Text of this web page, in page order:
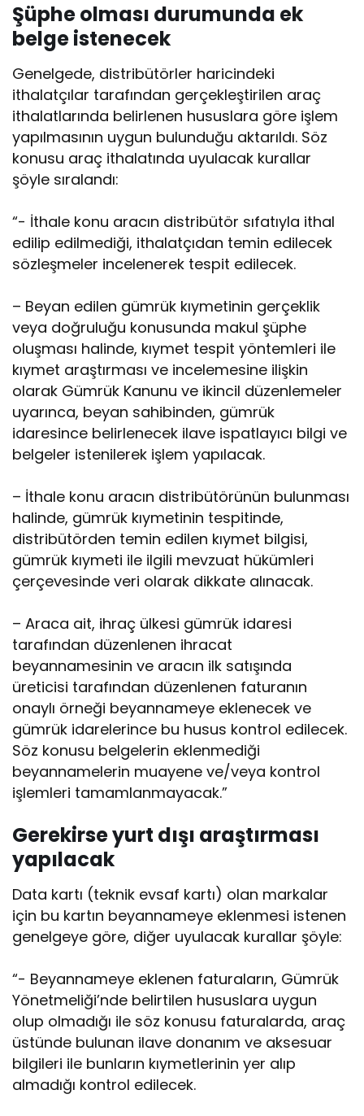
Şüphe olması durumunda ek
belge istenecek
Genelgede, distribütörler haricindeki
ithalatçılar tarafından gerçekleştirilen araç
ithalatlarında belirlenen hususlara göre işlem
yapılmasının uygun bulunduğu aktarıldı. Söz
konusu araç ithalatında uyulacak kurallar
şöyle sıralandı:
“- İthale konu aracın distribütör sıfatıyla ithal
edilip edilmediği, ithalatçıdan temin edilecek
sözleşmeler incelenerek tespit edilecek.
– Beyan edilen gümrük kıymetinin gerçeklik
veya doğruluğu konusunda makul şüphe
oluşması halinde, kıymet tespit yöntemleri ile
kıymet araştırması ve incelemesine ilişkin
olarak Gümrük Kanunu ve ikincil düzenlemeler
uyarınca, beyan sahibinden, gümrük
idaresince belirlenecek ilave ispatlayıcı bilgi ve
belgeler istenilerek işlem yapılacak.
– İthale konu aracın distribütörünün bulunması
halinde, gümrük kıymetinin tespitinde,
distribütörden temin edilen kıymet bilgisi,
gümrük kıymeti ile ilgili mevzuat hükümleri
çerçevesinde veri olarak dikkate alınacak.
– Araca ait, ihraç ülkesi gümrük idaresi
tarafından düzenlenen ihracat
beyannamesinin ve aracın ilk satışında
üreticisi tarafından düzenlenen faturanın
onaylı örneği beyannameye eklenecek ve
gümrük idarelerince bu husus kontrol edilecek.
Söz konusu belgelerin eklenmediği
beyannamelerin muayene ve/veya kontrol
işlemleri tamamlanmayacak.”
Gerekirse yurt dışı araştırması
yapılacak
Data kartı (teknik evsaf kartı) olan markalar
için bu kartın beyannameye eklenmesi istenen
genelgeye göre, diğer uyulacak kurallar şöyle:
“- Beyannameye eklenen faturaların, Gümrük
Yönetmeliği’nde belirtilen hususlara uygun
olup olmadığı ile söz konusu faturalarda, araç
üstünde bulunan ilave donanım ve aksesuar
bilgileri ile bunların kıymetlerinin yer alıp
almadığı kontrol edilecek.